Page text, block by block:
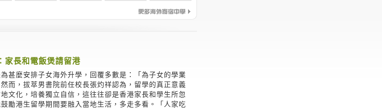
家長和電飯煲請留港
甚麼安排子女海外升學，回覆多數是：「為子女的學業
而，拔萃男書院前任校長張灼祥認為，留學的真正意義
文化，培養獨立自信，這往往卻是香港家長和學生所忽
勵港生留學期間要融入當地生活，多走多看。「人家吃